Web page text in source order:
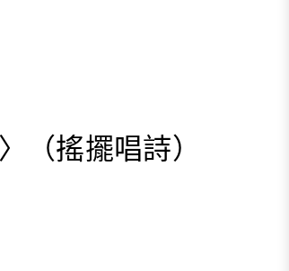
（搖擺唱詩）